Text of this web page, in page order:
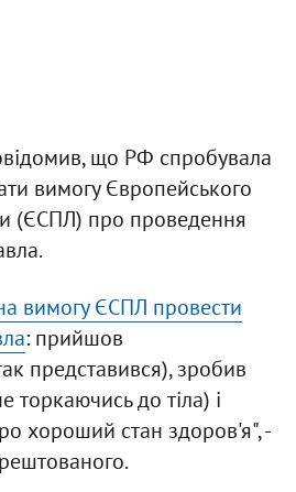
що РФ спробувала
вимогу Європейського
(ЄСПЛ) про проведення
вимогу ЄСПЛ провести
: прийшов
представився), зробив
торкаючись до тіла) і
хороший стан здоров'я", -